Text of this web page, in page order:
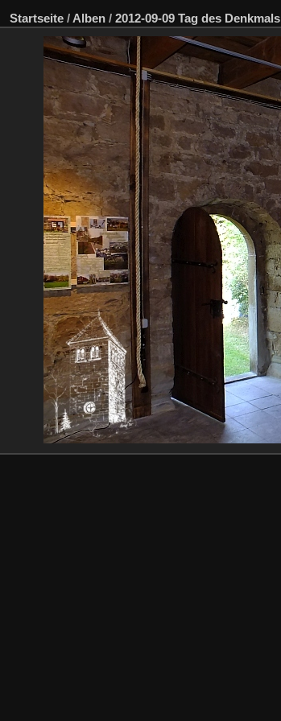
Startseite / Alben / 2012-09-09 Tag des Denkmals